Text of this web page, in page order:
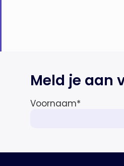
Meld je aan
Voornaam*